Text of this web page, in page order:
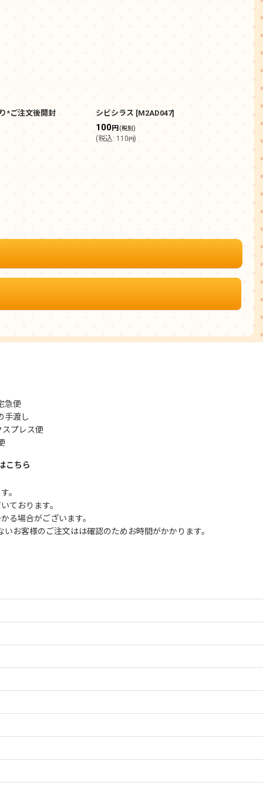
*ご注文後開封 シビシラス [M2AD047]
100円(税別)
(税込: 110円)
カ
300
税込
急便
手渡し
プレス便
こちら
。
ております。
る場合がございます。
お客様のご注文はは確認のためお時間がかかります。